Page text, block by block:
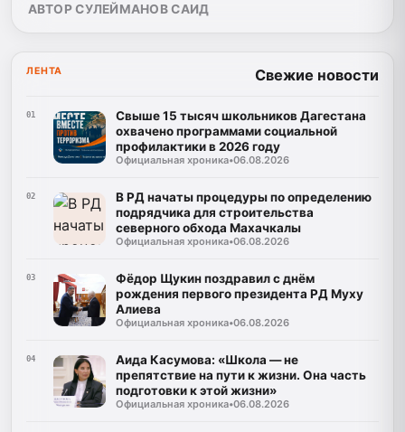
АВТОР СУЛЕЙМАНОВ САИД
ЛЕНТА Свежие новости
01
Свыше 15 тысяч школьников Дагестана
охвачено программами социальной
профилактики в 2026 году
Официальная хроника•06.08.2026
02
В РД начаты процедуры по определению
подрядчика для строительства
северного обхода Махачкалы
Официальная хроника•06.08.2026
03
Фёдор Щукин поздравил с днём
рождения первого президента РД Муху
Алиева
Официальная хроника•06.08.2026
04
Аида Касумова: «Школа — не
препятствие на пути к жизни. Она часть
подготовки к этой жизни»
Официальная хроника•06.08.2026